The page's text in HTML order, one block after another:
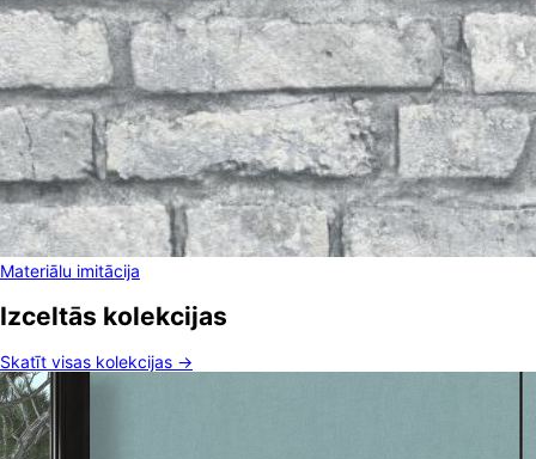
Materiālu imitācija
Izceltās kolekcijas
Skatīt visas kolekcijas →